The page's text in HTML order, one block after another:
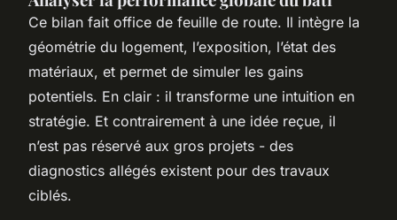
Ce bilan fait office de feuille de route. Il intègre la
géométrie du logement, l’exposition, l’état des
matériaux, et permet de simuler les gains
potentiels. En clair : il transforme une intuition en
stratégie. Et contrairement à une idée reçue, il
n’est pas réservé aux gros projets - des
diagnostics allégés existent pour des travaux
ciblés.